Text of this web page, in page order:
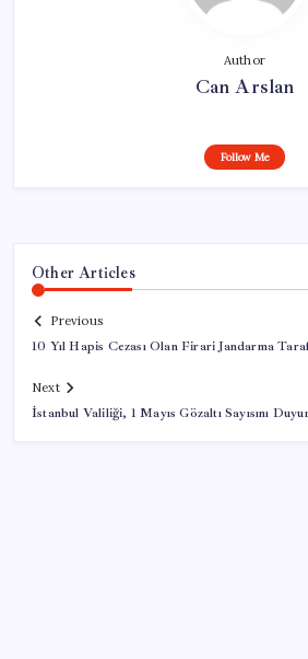
Author
Can Arslan
Follow Me
Other Articles
Previous
10 Yıl Hapis Cezası Olan Firari Jandarma
Next
İstanbul Valiliği, 1 Mayıs Gözaltı Sayısını